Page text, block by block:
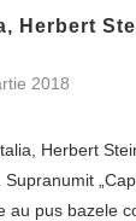
Herbert
2018
Herbert
au pus bazele